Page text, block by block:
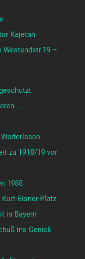
Kajetan
Westendstr.19 –
…
zu 1918/19 vor
1988
Eisner-Platz
in Bayern
ins Genick